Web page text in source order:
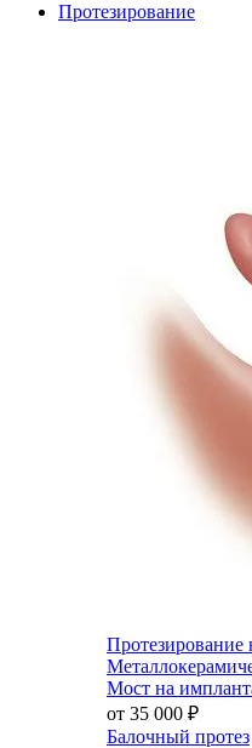
Протезирование
Протезирование
Мост на
от 35 000 ₽
Балочный протез